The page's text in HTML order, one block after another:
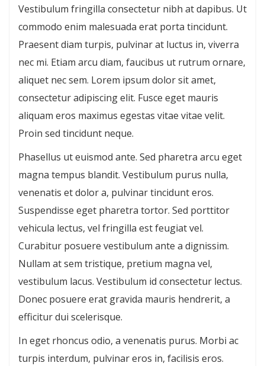
Vestibulum fringilla consectetur nibh at dapibus. Ut
commodo enim malesuada erat porta tincidunt.
Praesent diam turpis, pulvinar at luctus in, viverra
nec mi. Etiam arcu diam, faucibus ut rutrum ornare,
aliquet nec sem. Lorem ipsum dolor sit amet,
consectetur adipiscing elit. Fusce eget mauris
aliquam eros maximus egestas vitae vitae velit.
Proin sed tincidunt neque.
Phasellus ut euismod ante. Sed pharetra arcu eget
magna tempus blandit. Vestibulum purus nulla,
venenatis et dolor a, pulvinar tincidunt eros.
Suspendisse eget pharetra tortor. Sed porttitor
vehicula lectus, vel fringilla est feugiat vel.
Curabitur posuere vestibulum ante a dignissim.
Nullam at sem tristique, pretium magna vel,
vestibulum lacus. Vestibulum id consectetur lectus.
Donec posuere erat gravida mauris hendrerit, a
efficitur dui scelerisque.
In eget rhoncus odio, a venenatis purus. Morbi ac
turpis interdum, pulvinar eros in, facilisis eros.